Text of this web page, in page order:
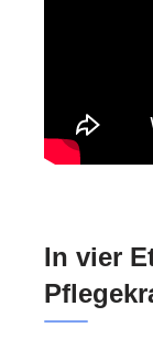
In vier